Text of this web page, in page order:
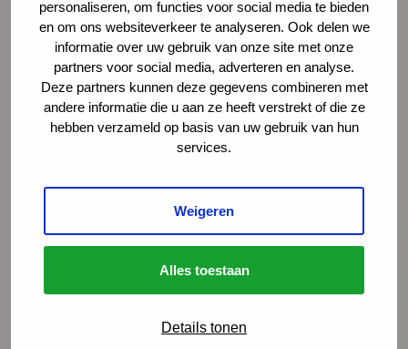
personaliseren, om functies voor social media te bieden
en om ons websiteverkeer te analyseren. Ook delen we
informatie over uw gebruik van onze site met onze
partners voor social media, adverteren en analyse.
Deze partners kunnen deze gegevens combineren met
andere informatie die u aan ze heeft verstrekt of die ze
hebben verzameld op basis van uw gebruik van hun
services.
Weigeren
Alles toestaan
Details tonen
gezinnen die geholpen zijn door Integrale
Vroeghulp. En gingen we in gesprek met
coördinatoren, trajectbegeleiders en een
wethouder over de kracht van het netwerk.